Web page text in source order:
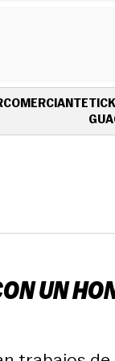
COMERCIANTE
UN